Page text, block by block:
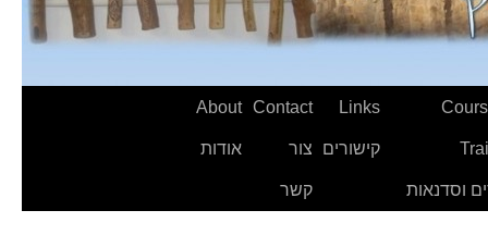
וסדנאות
Links
קישורים
Contact
צור
קשר
About
אודות